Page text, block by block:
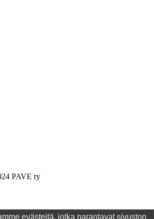
PAVE ry
evästeitä, jotka parantavat sivuston